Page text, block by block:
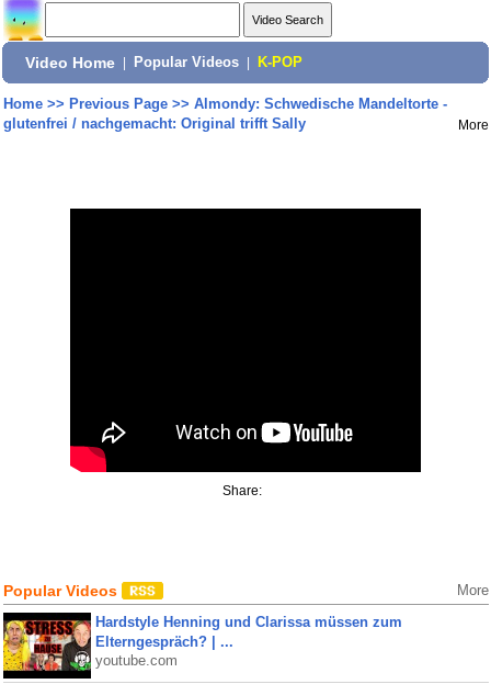
Video Home Popular Videos K-POP
Home>> Previous Page>> Almondy: Schwedische Mandeltorte -
glutenfrei / nachgemacht: Original trifft Sally
More
Share:
Popular Videos More
Hardstyle Henning und Clarissa müssen zum
Elterngespräch? | ...
youtube.com